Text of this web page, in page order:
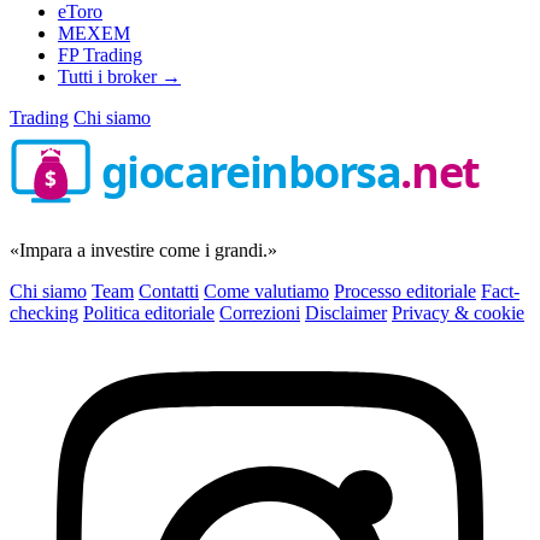
eToro
MEXEM
FP Trading
Tutti i broker →
Trading Chi siamo
$ giocareinborsa.net
«Impara a investire come i grandi.»
Chi siamo Team Contatti Come valutiamo Processo editoriale Fact-
checking Politica editoriale Correzioni Disclaimer Privacy & cookie